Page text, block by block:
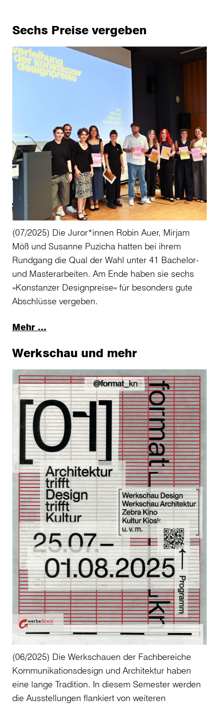
Sechs Preise vergeben
(07/2025) Die Juror*innen Robin Auer, Mirjam
Möß und Susanne Puzicha hatten bei ihrem
Rundgang die Qual der Wahl unter 41 Bachelor-
und Masterarbeiten. Am Ende haben sie sechs
»Konstanzer Designpreise« für besonders gute
Abschlüsse vergeben.
Mehr …
Werkschau und mehr
(06/2025) Die Werkschauen der Fachbereiche
Kommunikationsdesign und Architektur haben
eine lange Tradition. In diesem Semester werden
die Ausstellungen flankiert von weiteren